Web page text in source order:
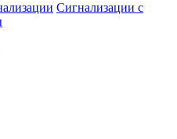
Сигнализации с